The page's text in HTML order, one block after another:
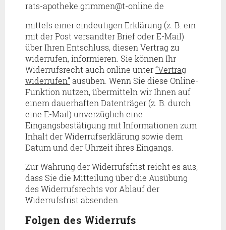
rats-apotheke.grimmen@t-online.de
mittels einer eindeutigen Erklärung (z. B. ein
mit der Post versandter Brief oder E-Mail)
über Ihren Entschluss, diesen Vertrag zu
widerrufen, informieren. Sie können Ihr
Widerrufsrecht auch online unter“Vertrag
widerrufen” ausüben. Wenn Sie diese Online-
Funktion nutzen, übermitteln wir Ihnen auf
einem dauerhaften Datenträger (z. B. durch
eine E-Mail) unverzüglich eine
Eingangsbestätigung mit Informationen zum
Inhalt der Widerrufserklärung sowie dem
Datum und der Uhrzeit ihres Eingangs.
Zur Wahrung der Widerrufsfrist reicht es aus,
dass Sie die Mitteilung über die Ausübung
des Widerrufsrechts vor Ablauf der
Widerrufsfrist absenden.
Folgen des Widerrufs